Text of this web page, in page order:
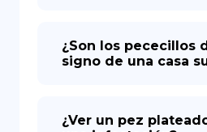
¿Son los pececillos
signo de una casa
¿Ver un pez